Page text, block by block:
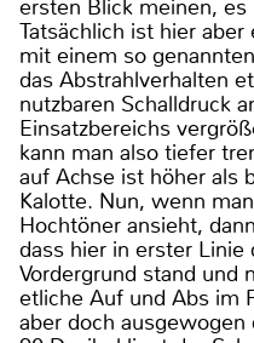
ersten Blick meinen,
Tatsächlich ist hier
mit einem so
das Abstrahlverhalten
nutzbaren Schalldruck
Einsatzbereichs
kann man also tiefer
auf Achse ist höher als
Kalotte. Nun, wenn
Hochtöner ansieht,
dass hier in erster
Vordergrund stand und
etliche Auf und Abs im
aber doch